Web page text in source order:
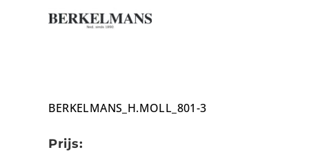
BERKELMANS_H.MOLL_801-3
Prijs: